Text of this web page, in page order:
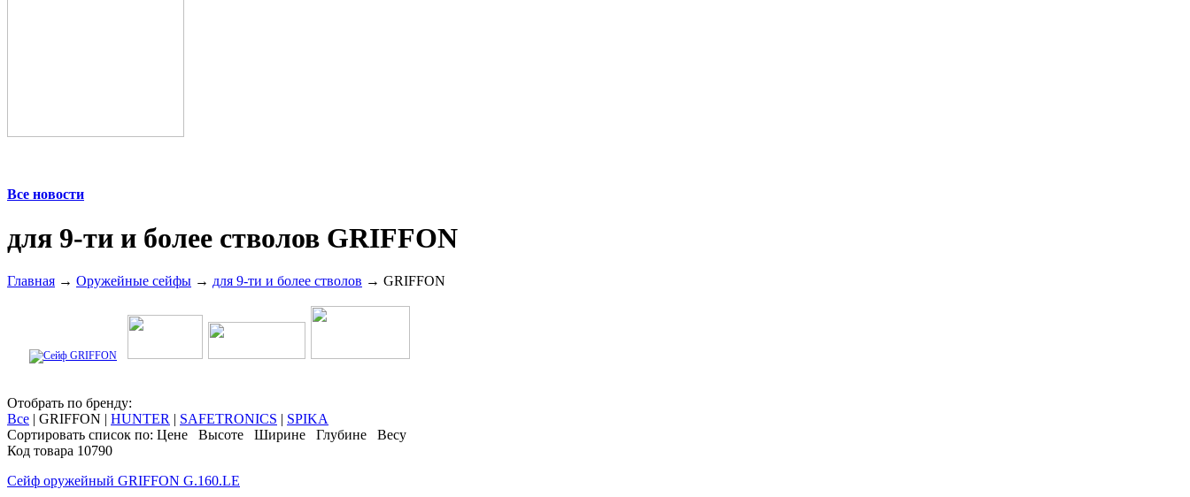
Все новости
для 9-ти и более стволов GRIFFON
Главная → Оружейные сейфы → для 9-ти и более стволов → GRIFFON
Отобрать по бренду:
Все | GRIFFON | HUNTER | SAFETRONICS | SPIKA
Сортировать список по: Цене Высоте Ширине Глубине
Весу
Код товара 10790
Сейф оружейный GRIFFON G.160.LE